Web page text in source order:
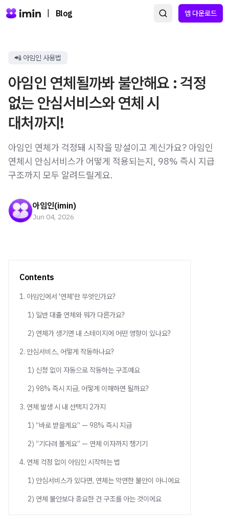
Blog 앱 다운로드
📲 아임인 사용법
아임인 연체될까봐 불안해요 : 걱정
없는 안심서비스와 연체 시
대처까지!
아임인 연체가 걱정돼 시작을 망설이고 계신가요? 아임인
연체시 안심서비스가 어떻게 적용되는지, 98% 즉시 지급
구조까지 모두 알려드릴게요.
아임인(imin)
Jun 04, 2026
Contents
1. 아임인에서 '연체'란 무엇인가요?
1) 일반 대출 연체와 뭐가 다른가요?
2) 연체가 생기면 내 스테이지에 어떤 영향이 있나요?
2. 안심서비스, 어떻게 작동하나요?
1) 신청 없이 자동으로 작동하는 구조예요
2) 98% 즉시 지급, 어떻게 이해하면 될까요?
3. 연체 발생 시 내 선택지 2가지
1) “바로 받을게요” — 98% 즉시 지급
2) “기다려 볼게요” — 연체 이자까지 챙기기
4. 연체 걱정 없이 아임인 시작하는 법
1) 안심서비스가 있다면, 연체는 막연한 불안이 아니에요
2) 연체 불안보다 중요한 건 구조를 아는 것이에요